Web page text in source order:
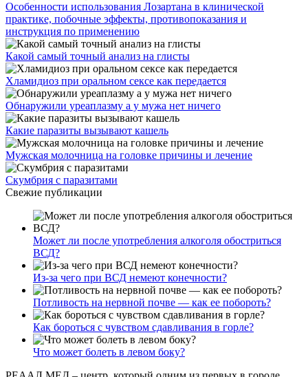
Особенности использования Лозартана в клинической
практике, побочные эффекты, противопоказания и
инструкция по применению
Какой самый точный анализ на глисты
Хламидиоз при оральном сексе как передается
Обнаружили уреаплазму а у мужа нет ничего
Какие паразиты вызывают кашель
Мужская молочница на головке причины и лечение
Скумбрия с паразитами
Свежие публикации
Может ли после употребления алкоголя обостриться
ВСД?
Из-за чего при ВСД немеют конечности?
Потливость на нервной почве — как ее побороть?
Как бороться с чувством сдавливания в горле?
Что может болеть в левом боку?